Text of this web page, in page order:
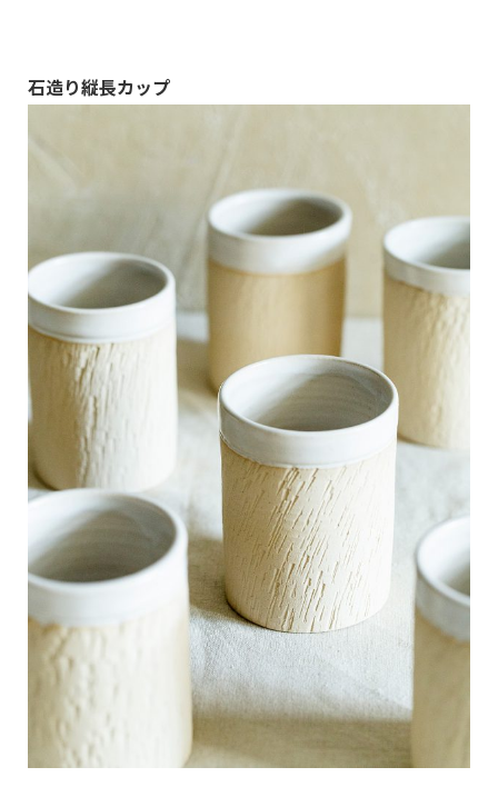
石造り縦長カップ